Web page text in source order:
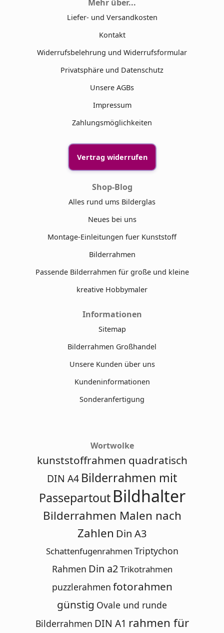
Mehr über...
Liefer- und Versandkosten
Kontakt
Widerrufsbelehrung und Widerrufsformular
Privatsphäre und Datenschutz
Unsere AGBs
Impressum
Zahlungsmöglichkeiten
Vertrag widerrufen
Shop-Blog
Alles rund ums Bilderglas
Neues bei uns
Montage-Einleitungen fuer Kunststoff
Bilderrahmen
Passende Bilderrahmen für große und kleine
kreative Hobbymaler
Informationen
Sitemap
Bilderrahmen Großhandel
Unsere Kunden über uns
Kundeninformationen
Sonderanfertigung
Wortwolke
kunststoffrahmen quadratisch
DIN A4 Bilderrahmen mit
Passepartout Bildhalter
Bilderrahmen Malen nach
Zahlen Din A3
Schattenfugenrahmen Triptychon
Rahmen Din a2Trikotrahmen
puzzlerahmen fotorahmen
günstig Ovale und runde
Bilderrahmen DIN A1 rahmen für